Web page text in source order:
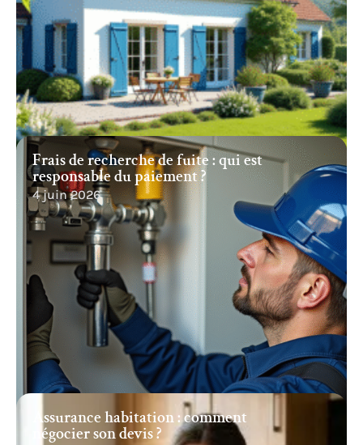
Frais de recherche de fuite : qui est
responsable du paiement ?
4 juin 2026
Assurance habitation : comment
négocier son devis ?